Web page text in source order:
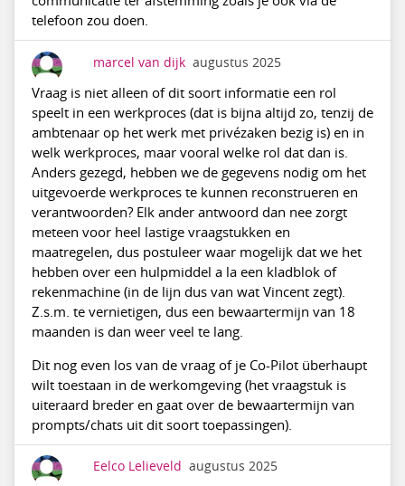
telefoon zou doen.
marcel van dijk augustus 2025
Vraag is niet alleen of dit soort informatie een rol
speelt in een werkproces (dat is bijna altijd zo, tenzij de
ambtenaar op het werk met privézaken bezig is) en in
welk werkproces, maar vooral welke rol dat dan is.
Anders gezegd, hebben we de gegevens nodig om het
uitgevoerde werkproces te kunnen reconstrueren en
verantwoorden? Elk ander antwoord dan nee zorgt
meteen voor heel lastige vraagstukken en
maatregelen, dus postuleer waar mogelijk dat we het
hebben over een hulpmiddel a la een kladblok of
rekenmachine (in de lijn dus van wat Vincent zegt).
Z.s.m. te vernietigen, dus een bewaartermijn van 18
maanden is dan weer veel te lang.
Dit nog even los van de vraag of je Co-Pilot überhaupt
wilt toestaan in de werkomgeving (het vraagstuk is
uiteraard breder en gaat over de bewaartermijn van
prompts/chats uit dit soort toepassingen).
Eelco Lelieveld augustus 2025